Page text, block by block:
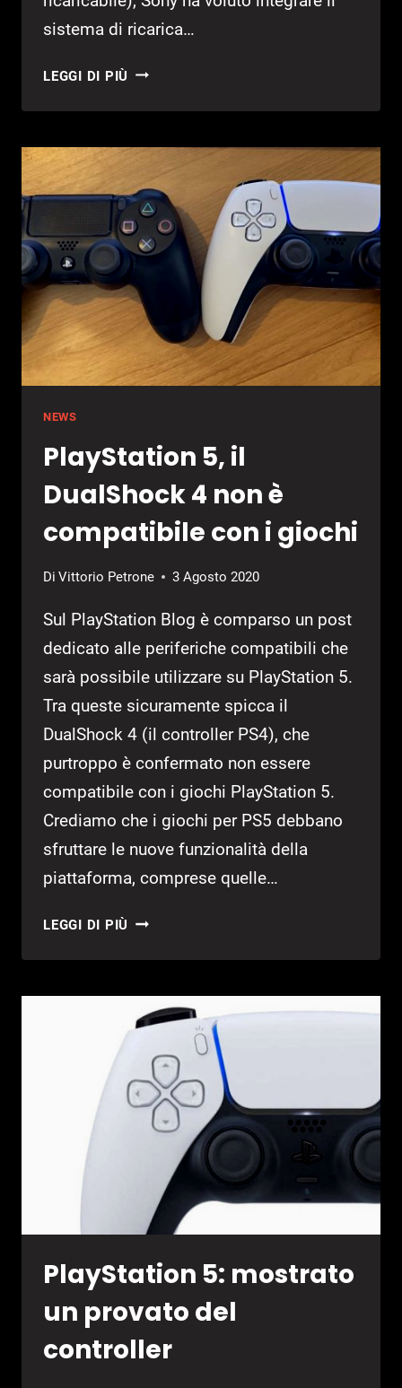
sistema di ricarica…
LEGGI DI PIÙ ECCO
CAPIENZA
DEL
DUALSENSE!
NEWS
PlayStation 5, il
DualShock 4 non è
compatibile con i giochi
Di Vittorio Petrone 3 Agosto 2020
Sul PlayStation Blog è comparso un post
dedicato alle periferiche compatibili che
sarà possibile utilizzare su PlayStation 5.
Tra queste sicuramente spicca il
DualShock 4 (il controller PS4), che
purtroppo è confermato non essere
compatibile con i giochi PlayStation 5.
Crediamo che i giochi per PS5 debbano
sfruttare le nuove funzionalità della
piattaforma, comprese quelle…
LEGGI DI PIÙ PLAYSTATION
IL
NON
COMPATIBILE
CON
PlayStation 5: mostrato
un provato del
controller